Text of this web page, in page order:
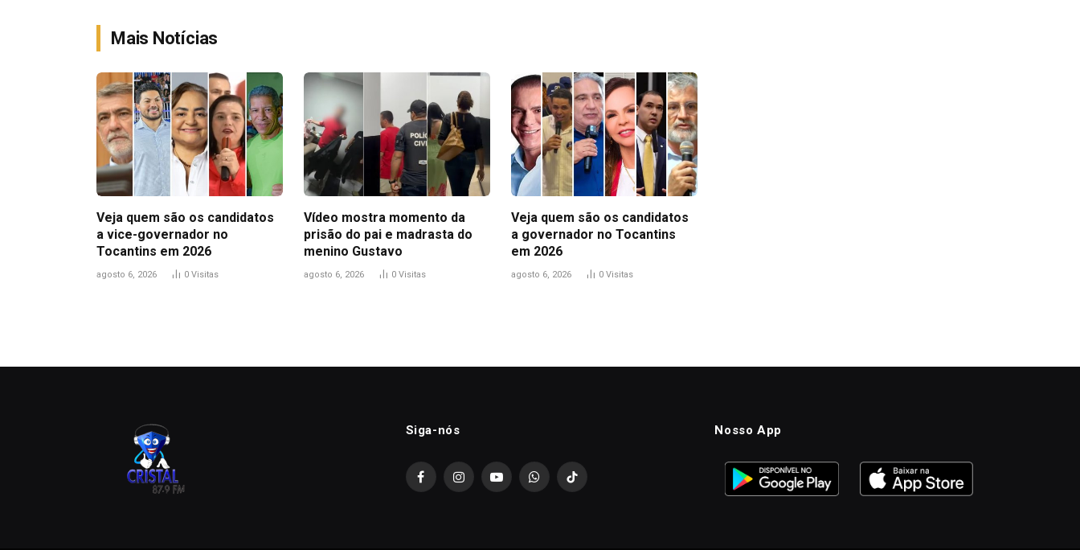
Mais Notícias
Veja quem são os candidatos
a vice-governador no
Tocantins em 2026
agosto 6, 2026 0 Visitas
Vídeo mostra momento da
prisão do pai e madrasta do
menino Gustavo
agosto 6, 2026 0 Visitas
Veja quem são os candidatos
a governador no Tocantins
em 2026
agosto 6, 2026 0 Visitas
Siga-nós
FacebookInstagramYouTubeWhatsAppTikTok
Nosso App